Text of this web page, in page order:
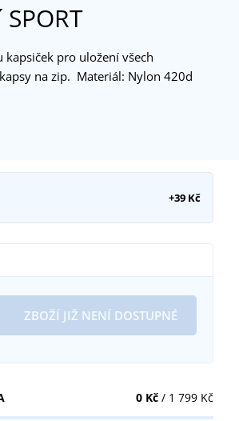
kapsiček pro uložení všech
na zip. Materiál: Nylon 420d
+39 Kč
ZBOŽÍ JIŽ NENÍ DOSTUPNÉ
0 Kč/ 1 799 Kč